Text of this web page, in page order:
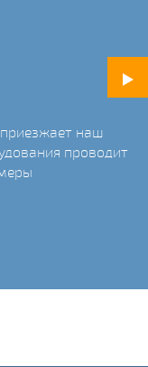
наш
проводит